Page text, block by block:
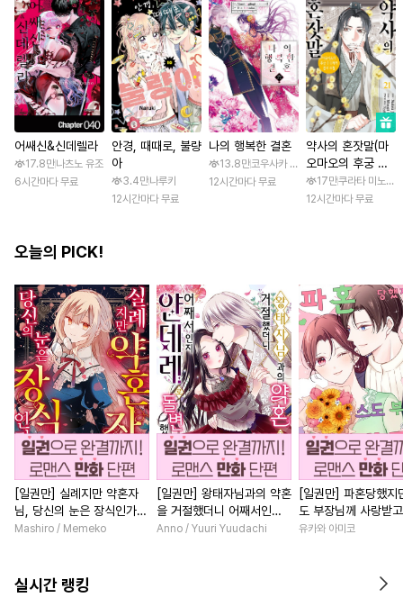
어쌔신&신데렐라
17.8만나츠노 유조
6시간마다 무료
안경, 때때로, 불량
아
3.4만나루키
12시간마다 무료
나의 행복한 결혼
13.8만코우사카 리토 / 아기토기 아쿠미
12시간마다 무료
약사의 혼잣말(마
오마오의 후궁 수
수께끼 풀이수첩)
17만쿠라타 미노지
12시간마다 무료
오늘의 PICK!
[일권만] 실례지만 약혼자
님, 당신의 눈은 장식인가
요? [단행본]
Mashiro / Memeko
[일권만] 왕태자님과의 약혼
을 거절했더니 어째서인지
얀데레로 돌변했습니다 [단
Anno / Yuuri Yuudachi
[일권만] 파혼당했지
도 부장님께 사랑받
니다 [단행본]
유카와 아미코
실시간 랭킹